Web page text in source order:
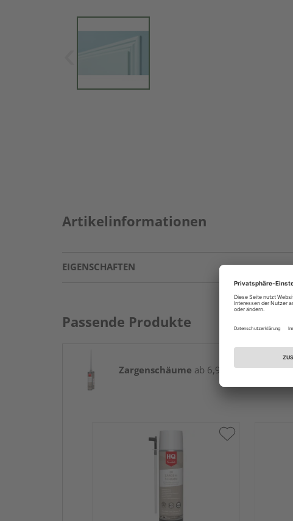
Artikelinformationen
EIGENSCHAFTEN
Passende Produkte
Zargenschäume ab 6,95 € / Stk.